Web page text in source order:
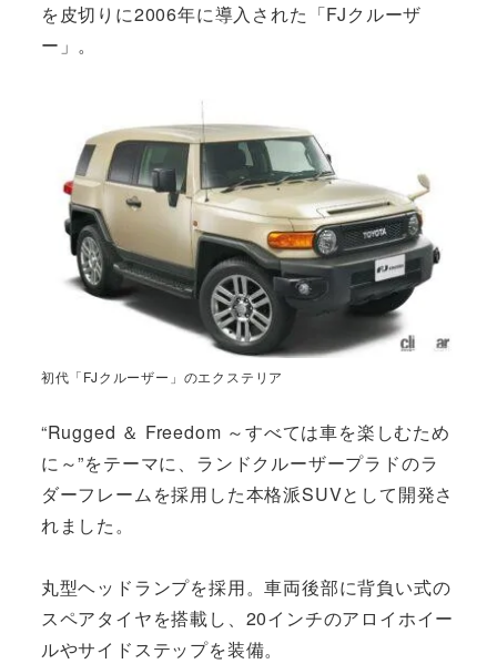
を皮切りに2006年に導入された「FJクルーザ
ー」。
初代「FJクルーザー」のエクステリア
“Rugged ＆ Freedom ～すべては車を楽しむため
に～”をテーマに、ランドクルーザープラドのラ
ダーフレームを採用した本格派SUVとして開発さ
れました。
丸型ヘッドランプを採用。車両後部に背負い式の
スペアタイヤを搭載し、20インチのアロイホイー
ルやサイドステップを装備。